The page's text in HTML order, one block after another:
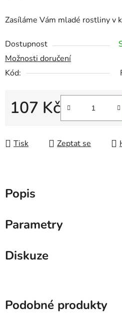
Zasíláme Vám mladé rostliny v
Dostupnost
Možnosti doručení
Kód:
107 Kč
Tisk Zeptat se
Popis
Parametry
Diskuze
Podobné produkty